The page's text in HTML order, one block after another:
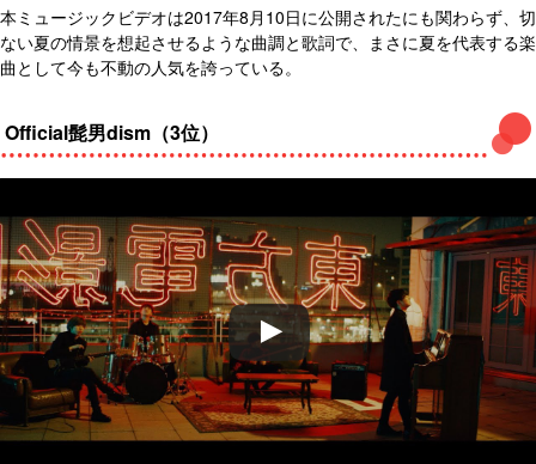
本ミュージックビデオは2017年8月10日に公開されたにも関わらず、切
ない夏の情景を想起させるような曲調と歌詞で、まさに夏を代表する楽
曲として今も不動の人気を誇っている。
Official髭男dism（3位）